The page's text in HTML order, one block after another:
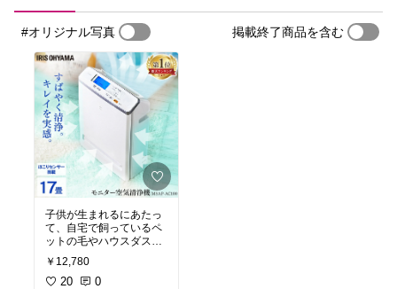
#オリジナル写真 掲載終了商品を含む
子供が生まれるにあたっ
て、自宅で飼っているペ
ットの毛やハウスダス
ト、これからの季節やっ
てくる花粉や黄砂などの
影響も考えて空気清浄機
￥12,780
20 0